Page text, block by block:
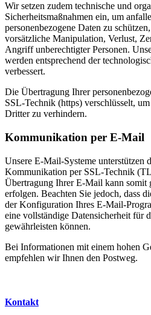
Wir setzen zudem technische und
Sicherheitsmaßnahmen ein, um
personenbezogene Daten zu
vorsätzliche Manipulation, Verlust,
Angriff unberechtigter Personen.
werden entsprechend der
verbessert.
Die Übertragung Ihrer
SSL-Technik (https) verschlüsselt,
Dritter zu verhindern.
Kommunikation per E-Mail
Unsere E-Mail-Systeme unterstützen
Kommunikation per SSL-Technik
Übertragung Ihrer E-Mail kann somit
erfolgen. Beachten Sie jedoch, dass
der Konfiguration Ihres E-Mail-
eine vollständige Datensicherheit für
gewährleisten können.
Bei Informationen mit einem hohen
empfehlen wir Ihnen den Postweg.
Kontakt